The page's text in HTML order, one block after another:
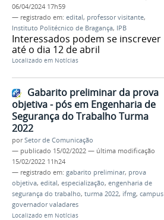
06/04/2024 17h59
— registrado em: edital, professor visitante,
Instituto Politécnico de Bragança, IPB
Interessados podem se inscrever
até o dia 12 de abril
Localizado em Notícias
Gabarito preliminar da prova
objetiva - pós em Engenharia de
Segurança do Trabalho Turma
2022
porSetor de Comunicação
— publicado 15/02/2022 — última modificação
15/02/2022 11h24
— registrado em: gabarito preliminar, prova
objetiva, edital, especialização, engenharia de
segurança do trabalho, turma 2022, ifmg, campus
governador valadares
Localizado em Notícias